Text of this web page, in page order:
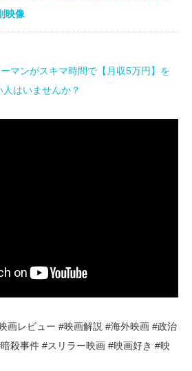
映像
マンがスキマ時間で【月収5万円】を
はいませんか？
画レビュー #映画解説 #海外映画 #政治
殺事件 #スリラー映画 #映画好き #映